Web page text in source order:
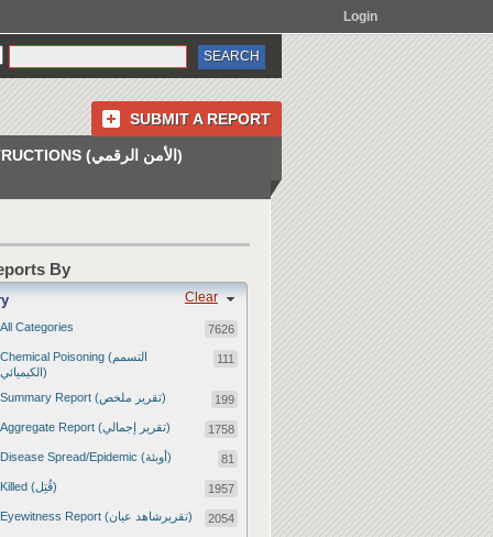
Login
SUBMIT A REPORT
INSTRUCTIONS (الأمن الرقمي)
By
Clear
All Categories 7626
Chemical Poisoning (التسمم
الكيميائي)
111
Summary Report (تقرير ملخص) 199
Aggregate Report (تقرير إجمالي) 1758
Disease Spread/Epidemic (أوبئة) 81
Killed (قُتِل) 1957
Eyewitness Report (تقريرشاهد عيان) 2054